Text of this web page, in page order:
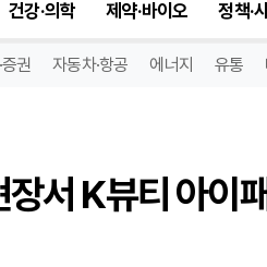
건강·의학 제약·바이오 정책·
증권 자동차·항공 에너지 유통
서 K뷰티 아이